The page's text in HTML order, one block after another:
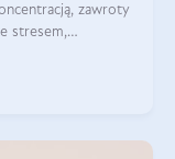
zawroty
stresem,